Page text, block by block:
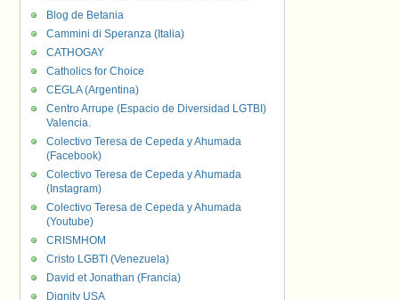
Blog de Betania
Cammini di Speranza (Italia)
CATHOGAY
Catholics for Choice
CEGLA (Argentina)
Centro Arrupe (Espacio de Diversidad LGTBI)
Valencia.
Colectivo Teresa de Cepeda y Ahumada
(Facebook)
Colectivo Teresa de Cepeda y Ahumada
(Instagram)
Colectivo Teresa de Cepeda y Ahumada
(Youtube)
CRISMHOM
Cristo LGBTI (Venezuela)
David et Jonathan (Francia)
Dignity USA